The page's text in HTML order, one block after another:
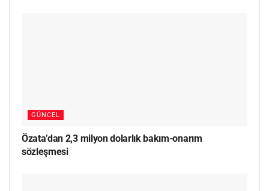
GÜNCEL
Özata’dan 2,3 milyon dolarlık bakım-onarım
sözleşmesi